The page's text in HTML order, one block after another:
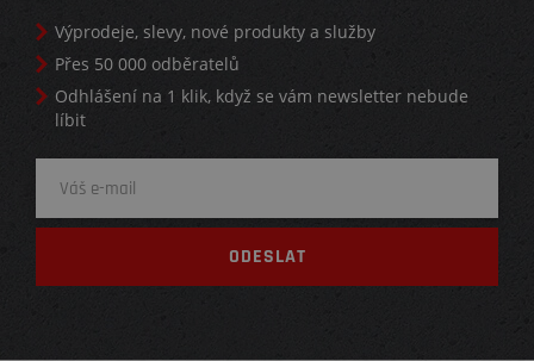
Výprodeje, slevy, nové produkty a služby
Přes 50 000 odběratelů
Odhlášení na 1 klik, když se vám newsletter nebude
líbit